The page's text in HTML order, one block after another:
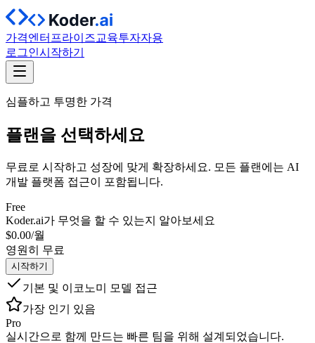
가격엔터프라이즈교육투자자용
로그인시작하기
심플하고 투명한 가격
플랜을 선택하세요
무료로 시작하고 성장에 맞게 확장하세요. 모든 플랜에는 AI
개발 플랫폼 접근이 포함됩니다.
Free
Koder.ai가 무엇을 할 수 있는지 알아보세요
$0.00/월
영원히 무료
시작하기
기본 및 이코노미 모델 접근
가장 인기 있음
Pro
실시간으로 함께 만드는 빠른 팀을 위해 설계되었습니다.